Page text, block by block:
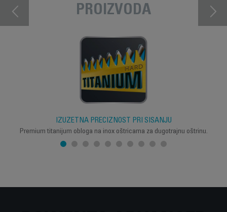
PROIZVODA
IZUZETNA PRECIZNOST PRI ŠIŠANJU
Premium titanijum obloga na inox oštricama za dugotrajnu oštrinu.